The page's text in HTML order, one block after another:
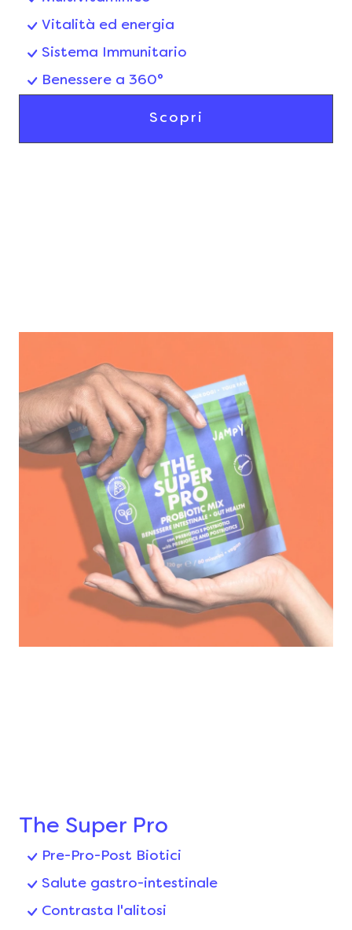
Vitalità ed energia
Sistema Immunitario
Benessere a 360°
Scopri
The Super Pro
Pre-Pro-Post Biotici
Salute gastro-intestinale
Contrasta l'alitosi